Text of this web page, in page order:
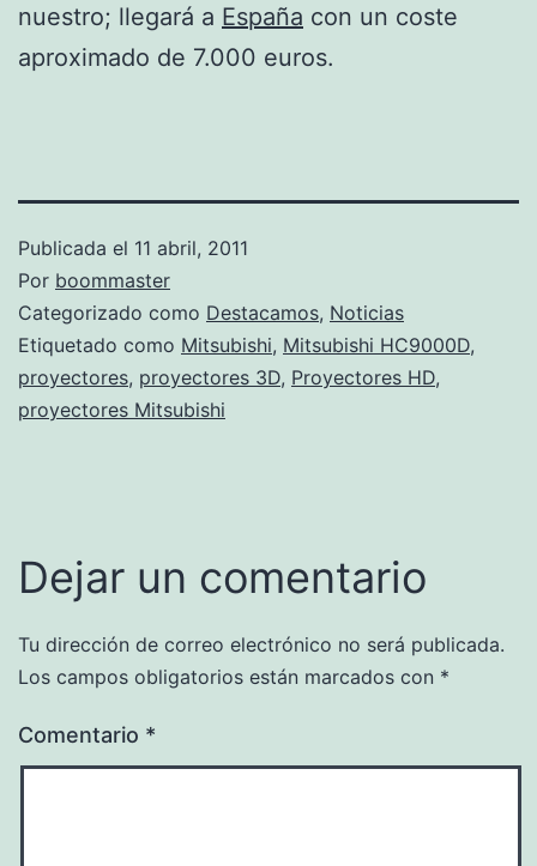
nuestro; llegará a España con un coste
aproximado de 7.000 euros.
Publicada el 11 abril, 2011
Por boommaster
Categorizado como Destacamos, Noticias
Etiquetado como Mitsubishi, Mitsubishi HC9000D,
proyectores, proyectores 3D, Proyectores HD,
proyectores Mitsubishi
Dejar un comentario
Tu dirección de correo electrónico no será publicada.
Los campos obligatorios están marcados con *
Comentario *